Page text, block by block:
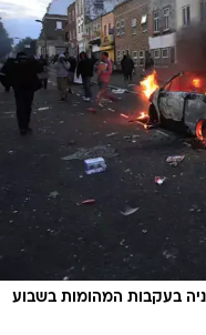
בעקבות המהומות בשבוע